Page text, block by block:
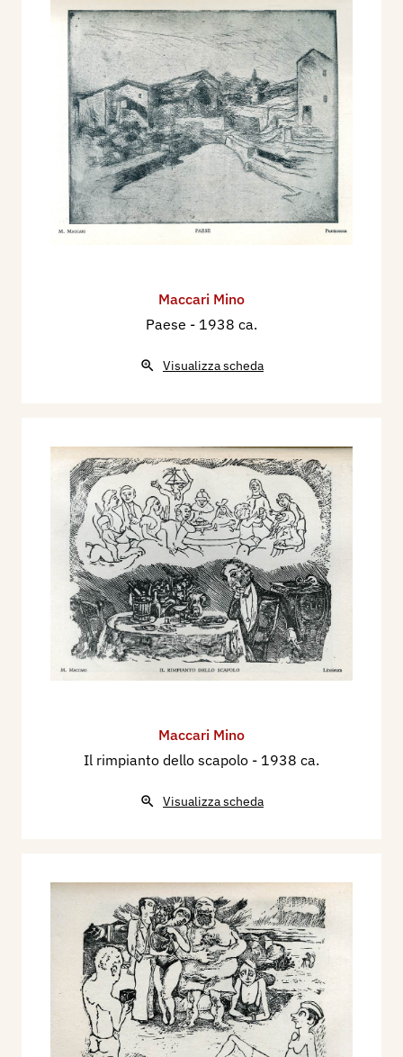
Maccari Mino
Paese - 1938 ca.
Visualizza scheda
Maccari Mino
Il rimpianto dello scapolo - 1938 ca.
Visualizza scheda